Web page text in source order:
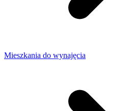
Mieszkania do wynajęcia